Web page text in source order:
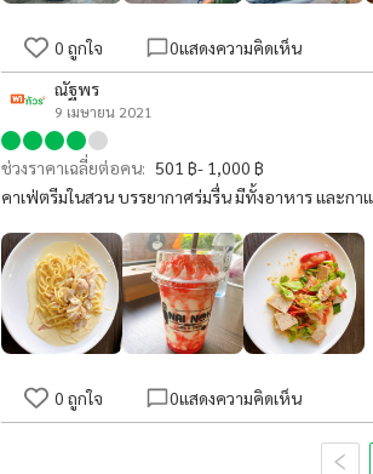
0 ถูกใจ 0แสดงความคิดเห็น
ณัฐพร
9 เมษายน 2021
ช่วงราคาเฉลี่ยต่อคน: 501 ฿- 1,000 ฿
คาเฟ่ตรีมในสวน บรรยากาศร่มรื่น มีทั้งอาหาร และกา
0 ถูกใจ 0แสดงความคิดเห็น